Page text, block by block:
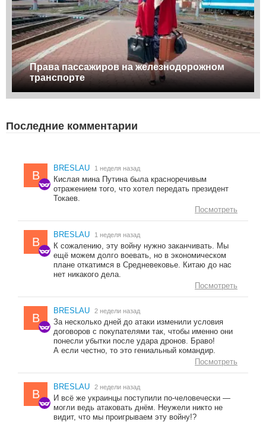
Права пассажиров на железнодорожном
транспорте
Последние комментарии
B
BRESLAU 1 неделя назад
Кислая мина Путина была красноречивым
отражением того, что хотел передать президент
Токаев.
Посмотреть
B
BRESLAU 1 неделя назад
К сожалению, эту войну нужно заканчивать. Мы
ещё можем долго воевать, но в экономическом
плане откатимся в Средневековье. Китаю до нас
нет никакого дела.
Посмотреть
B
BRESLAU 2 недели назад
За несколько дней до атаки изменили условия
договоров с покупателями так, чтобы именно они
понесли убытки после удара дронов. Браво!
А если честно, то это гениальный командир.
Посмотреть
B
BRESLAU 2 недели назад
И всё же украинцы поступили по-человечески —
могли ведь атаковать днём. Неужели никто не
видит, что мы проигрываем эту войну!?